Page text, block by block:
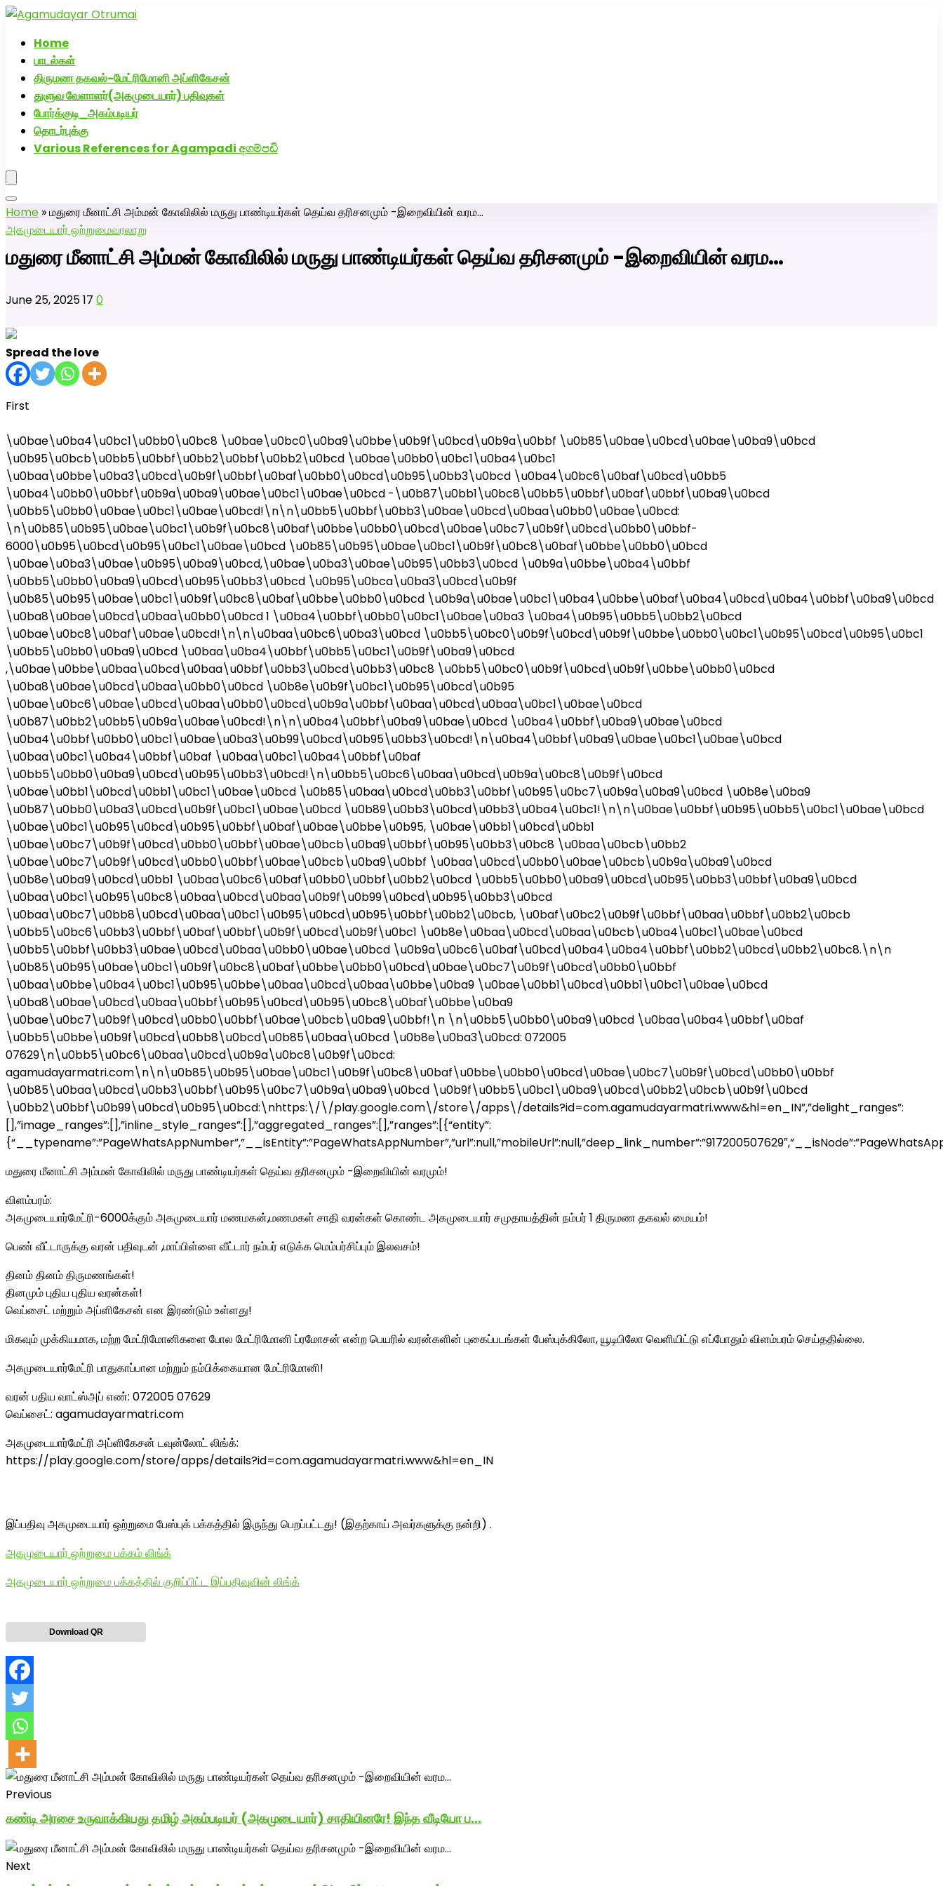
Home
பாடல்கள்
திருமண தகவல்-மேட்ரிமோனி அப்ளிகேசன்
துளுவ வேளாளர்(அகமுடையார்) பதிவுகள்
போர்க்குடி_அகம்படியர்
தொடர்புக்கு
Various References for Agampadi අගම්පඩි
Home »மதுரை மீனாட்சி அம்மன் கோவிலில் மருது பாண்டியர்கள் தெய்வ தரிசனமும் -இறைவியின் வரம…
அகமுடையார் ஒற்றுமைவரலாறு
மதுரை மீனாட்சி அம்மன் கோவிலில் மருது பாண்டியர்கள் தெய்வ தரிசனமும் -இறைவியின் வரம…
June 25, 202517 0
Spread the love
First
\u0bae\u0ba4\u0bc1\u0bb0\u0bc8 \u0bae\u0bc0\u0ba9\u0bbe\u0b9f\u0bcd\u0b9a\u0bbf \u0b85\u0bae\u0bcd\u0bae\u0ba9\u0bcd
\u0b95\u0bcb\u0bb5\u0bbf\u0bb2\u0bbf\u0bb2\u0bcd \u0bae\u0bb0\u0bc1\u0ba4\u0bc1
\u0baa\u0bbe\u0ba3\u0bcd\u0b9f\u0bbf\u0baf\u0bb0\u0bcd\u0b95\u0bb3\u0bcd \u0ba4\u0bc6\u0baf\u0bcd\u0bb5
\u0ba4\u0bb0\u0bbf\u0b9a\u0ba9\u0bae\u0bc1\u0bae\u0bcd -\u0b87\u0bb1\u0bc8\u0bb5\u0bbf\u0baf\u0bbf\u0ba9\u0bcd
\u0bb5\u0bb0\u0bae\u0bc1\u0bae\u0bcd!\n\n\u0bb5\u0bbf\u0bb3\u0bae\u0bcd\u0baa\u0bb0\u0bae\u0bcd:
\n\u0b85\u0b95\u0bae\u0bc1\u0b9f\u0bc8\u0baf\u0bbe\u0bb0\u0bcd\u0bae\u0bc7\u0b9f\u0bcd\u0bb0\u0bbf-
6000\u0b95\u0bcd\u0b95\u0bc1\u0bae\u0bcd \u0b85\u0b95\u0bae\u0bc1\u0b9f\u0bc8\u0baf\u0bbe\u0bb0\u0bcd
\u0bae\u0ba3\u0bae\u0b95\u0ba9\u0bcd,\u0bae\u0ba3\u0bae\u0b95\u0bb3\u0bcd \u0b9a\u0bbe\u0ba4\u0bbf
\u0bb5\u0bb0\u0ba9\u0bcd\u0b95\u0bb3\u0bcd \u0b95\u0bca\u0ba3\u0bcd\u0b9f
\u0b85\u0b95\u0bae\u0bc1\u0b9f\u0bc8\u0baf\u0bbe\u0bb0\u0bcd \u0b9a\u0bae\u0bc1\u0ba4\u0bbe\u0baf\u0ba4\u0bcd\u0ba4\u0bbf\u0ba9\u0bcd
\u0ba8\u0bae\u0bcd\u0baa\u0bb0\u0bcd 1 \u0ba4\u0bbf\u0bb0\u0bc1\u0bae\u0ba3 \u0ba4\u0b95\u0bb5\u0bb2\u0bcd
\u0bae\u0bc8\u0baf\u0bae\u0bcd!\n\n\u0baa\u0bc6\u0ba3\u0bcd \u0bb5\u0bc0\u0b9f\u0bcd\u0b9f\u0bbe\u0bb0\u0bc1\u0b95\u0bcd\u0b95\u0bc1
\u0bb5\u0bb0\u0ba9\u0bcd \u0baa\u0ba4\u0bbf\u0bb5\u0bc1\u0b9f\u0ba9\u0bcd
,\u0bae\u0bbe\u0baa\u0bcd\u0baa\u0bbf\u0bb3\u0bcd\u0bb3\u0bc8 \u0bb5\u0bc0\u0b9f\u0bcd\u0b9f\u0bbe\u0bb0\u0bcd
\u0ba8\u0bae\u0bcd\u0baa\u0bb0\u0bcd \u0b8e\u0b9f\u0bc1\u0b95\u0bcd\u0b95
\u0bae\u0bc6\u0bae\u0bcd\u0baa\u0bb0\u0bcd\u0b9a\u0bbf\u0baa\u0bcd\u0baa\u0bc1\u0bae\u0bcd
\u0b87\u0bb2\u0bb5\u0b9a\u0bae\u0bcd!\n\n\u0ba4\u0bbf\u0ba9\u0bae\u0bcd \u0ba4\u0bbf\u0ba9\u0bae\u0bcd
\u0ba4\u0bbf\u0bb0\u0bc1\u0bae\u0ba3\u0b99\u0bcd\u0b95\u0bb3\u0bcd!\n\u0ba4\u0bbf\u0ba9\u0bae\u0bc1\u0bae\u0bcd
\u0baa\u0bc1\u0ba4\u0bbf\u0baf \u0baa\u0bc1\u0ba4\u0bbf\u0baf
\u0bb5\u0bb0\u0ba9\u0bcd\u0b95\u0bb3\u0bcd!\n\u0bb5\u0bc6\u0baa\u0bcd\u0b9a\u0bc8\u0b9f\u0bcd
\u0bae\u0bb1\u0bcd\u0bb1\u0bc1\u0bae\u0bcd \u0b85\u0baa\u0bcd\u0bb3\u0bbf\u0b95\u0bc7\u0b9a\u0ba9\u0bcd \u0b8e\u0ba9
\u0b87\u0bb0\u0ba3\u0bcd\u0b9f\u0bc1\u0bae\u0bcd \u0b89\u0bb3\u0bcd\u0bb3\u0ba4\u0bc1!\n\n\u0bae\u0bbf\u0b95\u0bb5\u0bc1\u0bae\u0bcd
\u0bae\u0bc1\u0b95\u0bcd\u0b95\u0bbf\u0baf\u0bae\u0bbe\u0b95, \u0bae\u0bb1\u0bcd\u0bb1
\u0bae\u0bc7\u0b9f\u0bcd\u0bb0\u0bbf\u0bae\u0bcb\u0ba9\u0bbf\u0b95\u0bb3\u0bc8 \u0baa\u0bcb\u0bb2
\u0bae\u0bc7\u0b9f\u0bcd\u0bb0\u0bbf\u0bae\u0bcb\u0ba9\u0bbf \u0baa\u0bcd\u0bb0\u0bae\u0bcb\u0b9a\u0ba9\u0bcd
\u0b8e\u0ba9\u0bcd\u0bb1 \u0baa\u0bc6\u0baf\u0bb0\u0bbf\u0bb2\u0bcd \u0bb5\u0bb0\u0ba9\u0bcd\u0b95\u0bb3\u0bbf\u0ba9\u0bcd
\u0baa\u0bc1\u0b95\u0bc8\u0baa\u0bcd\u0baa\u0b9f\u0b99\u0bcd\u0b95\u0bb3\u0bcd
\u0baa\u0bc7\u0bb8\u0bcd\u0baa\u0bc1\u0b95\u0bcd\u0b95\u0bbf\u0bb2\u0bcb, \u0baf\u0bc2\u0b9f\u0bbf\u0baa\u0bbf\u0bb2\u0bcb
\u0bb5\u0bc6\u0bb3\u0bbf\u0baf\u0bbf\u0b9f\u0bcd\u0b9f\u0bc1 \u0b8e\u0baa\u0bcd\u0baa\u0bcb\u0ba4\u0bc1\u0bae\u0bcd
\u0bb5\u0bbf\u0bb3\u0bae\u0bcd\u0baa\u0bb0\u0bae\u0bcd \u0b9a\u0bc6\u0baf\u0bcd\u0ba4\u0ba4\u0bbf\u0bb2\u0bcd\u0bb2\u0bc8.\n\n
\u0b85\u0b95\u0bae\u0bc1\u0b9f\u0bc8\u0baf\u0bbe\u0bb0\u0bcd\u0bae\u0bc7\u0b9f\u0bcd\u0bb0\u0bbf
\u0baa\u0bbe\u0ba4\u0bc1\u0b95\u0bbe\u0baa\u0bcd\u0baa\u0bbe\u0ba9 \u0bae\u0bb1\u0bcd\u0bb1\u0bc1\u0bae\u0bcd
\u0ba8\u0bae\u0bcd\u0baa\u0bbf\u0b95\u0bcd\u0b95\u0bc8\u0baf\u0bbe\u0ba9
\u0bae\u0bc7\u0b9f\u0bcd\u0bb0\u0bbf\u0bae\u0bcb\u0ba9\u0bbf!\n \n\u0bb5\u0bb0\u0ba9\u0bcd \u0baa\u0ba4\u0bbf\u0baf
\u0bb5\u0bbe\u0b9f\u0bcd\u0bb8\u0bcd\u0b85\u0baa\u0bcd \u0b8e\u0ba3\u0bcd: 072005
07629\n\u0bb5\u0bc6\u0baa\u0bcd\u0b9a\u0bc8\u0b9f\u0bcd:
agamudayarmatri.com\n\n\u0b85\u0b95\u0bae\u0bc1\u0b9f\u0bc8\u0baf\u0bbe\u0bb0\u0bcd\u0bae\u0bc7\u0b9f\u0bcd\u0bb0\u0bbf
\u0b85\u0baa\u0bcd\u0bb3\u0bbf\u0b95\u0bc7\u0b9a\u0ba9\u0bcd \u0b9f\u0bb5\u0bc1\u0ba9\u0bcd\u0bb2\u0bcb\u0b9f\u0bcd
\u0bb2\u0bbf\u0b99\u0bcd\u0b95\u0bcd:\nhttps:\/\/play.google.com\/store\/apps\/details?id=com.agamudayarmatri.www&hl=en_IN”,”delight_ranges”:
[],”image_ranges”:[],”inline_style_ranges”:[],”aggregated_ranges”:[],”ranges”:[{“entity”:
மதுரை மீனாட்சி அம்மன் கோவிலில் மருது பாண்டியர்கள் தெய்வ தரிசனமும் -இறைவியின் வரமும்!
விளம்பரம்:
அகமுடையார்மேட்ரி-6000க்கும் அகமுடையார் மணமகன்,மணமகள் சாதி வரன்கள் கொண்ட அகமுடையார் சமுதாயத்தின் நம்பர் 1 திருமண தகவல் மையம்!
பெண் வீட்டாருக்கு வரன் பதிவுடன் ,மாப்பிள்ளை வீட்டார் நம்பர் எடுக்க மெம்பர்சிப்பும் இலவசம்!
தினம் தினம் திருமணங்கள்!
தினமும் புதிய புதிய வரன்கள்!
வெப்சைட் மற்றும் அப்ளிகேசன் என இரண்டும் உள்ளது!
மிகவும் முக்கியமாக, மற்ற மேட்ரிமோனிகளை போல மேட்ரிமோனி ப்ரமோசன் என்ற பெயரில் வரன்களின் புகைப்படங்கள் பேஸ்புக்கிலோ, யூடிபிலோ வெளியிட்டு எப்போதும் விளம்பரம் செய்ததில்லை.
அகமுடையார்மேட்ரி பாதுகாப்பான மற்றும் நம்பிக்கையான மேட்ரிமோனி!
வரன் பதிய வாட்ஸ்அப் எண்: 072005 07629
வெப்சைட்: agamudayarmatri.com
அகமுடையார்மேட்ரி அப்ளிகேசன் டவுன்லோட் லிங்க்:
https://play.google.com/store/apps/details?id=com.agamudayarmatri.www&hl=en_IN
இப்பதிவு அகமுடையார் ஒற்றுமை பேஸ்புக் பக்கத்தில் இருந்து பெறப்பட்டது! (இதற்காய் அவர்களுக்கு நன்றி) .
அகமுடையார் ஒற்றுமை பக்கம் லிங்க்
அகமுடையார் ஒற்றுமை பக்கத்தில் குறிப்பிட்ட இப்பதிவுவின் லிங்க்
Download QR
Previous
கண்டி அரசை உருவாக்கியது தமிழ் அகம்படியர் (அகமுடையார்) சாதியினரே! இந்த வீடியோ ப...
Next
அகமுடையார் திருமண வரன்களுக்கு அகமுடையார்மேட்ரி-பெண் வீட்டாருக்கு 100% இலவச திருமண சேவை! வாட்ஸப் எண்: